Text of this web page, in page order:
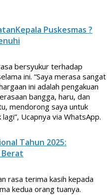
Puskesmas ?
bersyukur terhadap
ini. “Saya merasa sangat
ini adalah pengakuan
bangga, haru, dan
mendorong saya untuk
Ucapnya via WhatsApp.
Tahun 2025:
Berat
rasa terima kasih kepada
kedua orang tuanya.